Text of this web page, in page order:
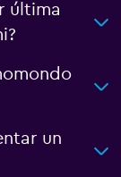
última
un